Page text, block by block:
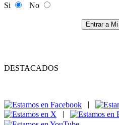
Si
No
Entrar a
DESTACADOS
|
|